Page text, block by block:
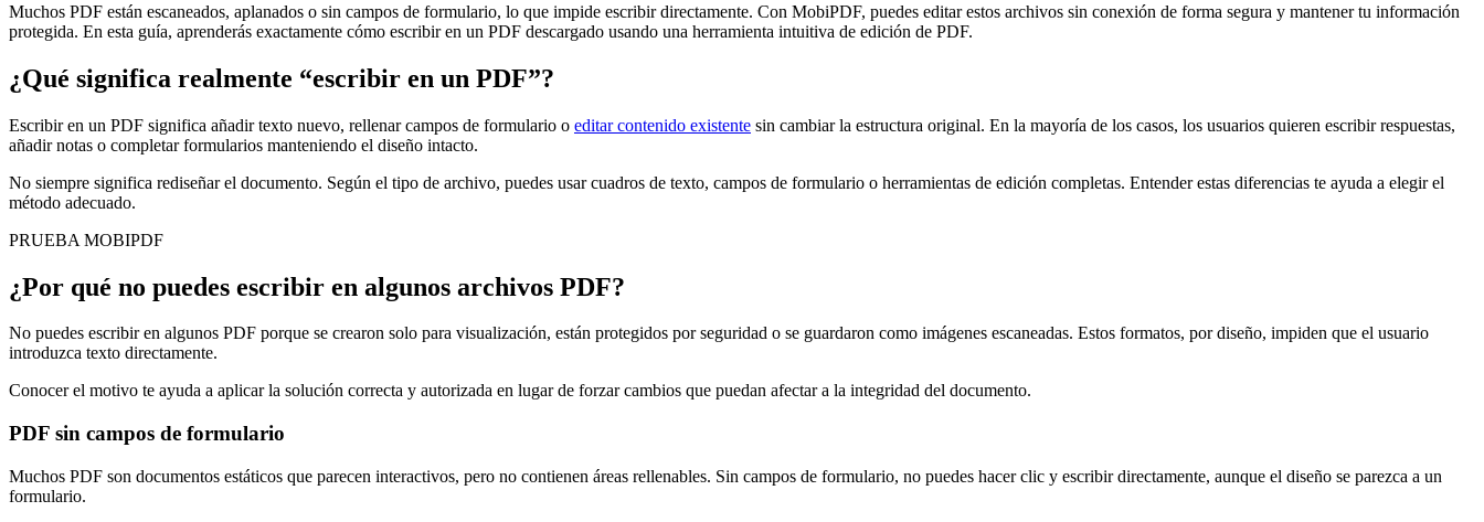
Muchos PDF están escaneados, aplanados o sin campos de formulario, lo que impide escribir directamente. Con MobiPDF, puedes editar estos archivos sin conexión de forma segura y mantener tu información
protegida. En esta guía, aprenderás exactamente cómo escribir en un PDF descargado usando una herramienta intuitiva de edición de PDF.
¿Qué significa realmente “escribir en un PDF”?
Escribir en un PDF significa añadir texto nuevo, rellenar campos de formulario o editar contenido existente sin cambiar la estructura original. En la mayoría de los casos, los usuarios quieren escribir respuestas,
añadir notas o completar formularios manteniendo el diseño intacto.
No siempre significa rediseñar el documento. Según el tipo de archivo, puedes usar cuadros de texto, campos de formulario o herramientas de edición completas. Entender estas diferencias te ayuda a elegir el
método adecuado.
PRUEBA MOBIPDF
¿Por qué no puedes escribir en algunos archivos PDF?
No puedes escribir en algunos PDF porque se crearon solo para visualización, están protegidos por seguridad o se guardaron como imágenes escaneadas. Estos formatos, por diseño, impiden que el usuario
introduzca texto directamente.
Conocer el motivo te ayuda a aplicar la solución correcta y autorizada en lugar de forzar cambios que puedan afectar a la integridad del documento.
PDF sin campos de formulario
Muchos PDF son documentos estáticos que parecen interactivos, pero no contienen áreas rellenables. Sin campos de formulario, no puedes hacer clic y escribir directamente, aunque el diseño se parezca a un
formulario.